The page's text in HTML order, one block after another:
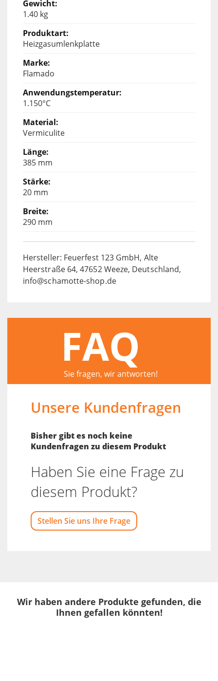
1.40 kg
Heizgasumlenkplatte
Flamado
1.150°C
Vermiculite
385 mm
20 mm
290 mm
Hersteller: Feuerfest 123 GmbH, Alte
Heerstraße 64, 47652 Weeze, Deutschland,
info@schamotte-shop.de
FAQ
Sie fragen, wir antworten!
Unsere Kundenfragen
Bisher gibt es noch keine
Kundenfragen zu diesem Produkt
Haben Sie eine Frage zu
diesem Produkt?
Stellen Sie uns Ihre Frage
Wir haben andere Produkte gefunden, die
Ihnen gefallen könnten!